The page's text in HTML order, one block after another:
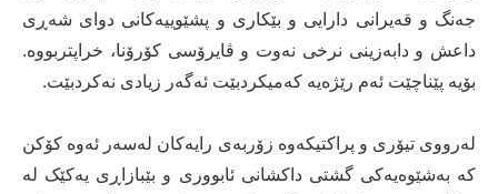
جەنگ و قەیرانی دارایی و بێکاری و پشێوییەکانی دوای شەڕی
داعش و دابەزینی نرخی نەوت و ڤایرۆسی کۆرۆنا، خراپتربووە.
بۆیە پێناچێت ئەم رێژەیە کەمیکردبێت ئەگەر زیادی نەکردبێت.
لەرووی تیۆری و پراکتیکەوە زۆربەی رایەکان لەسەر ئەوە کۆکن
کە بەشێوەیەکی گشتی داکشانی ئابووری و بێبازاڕی یەکێک لە